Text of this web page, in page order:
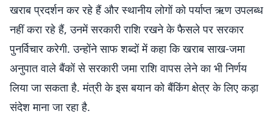
खराब प्रदर्शन कर रहे हैं और स्थानीय लोगों को पर्याप्त ऋण उपलब्ध
नहीं करा रहे हैं, उनमें सरकारी राशि रखने के फैसले पर सरकार
पुनर्विचार करेगी. उन्होंने साफ शब्दों में कहा कि खराब साख-जमा
अनुपात वाले बैंकों से सरकारी जमा राशि वापस लेने का भी निर्णय
लिया जा सकता है. मंत्री के इस बयान को बैंकिंग क्षेत्र के लिए कड़ा
संदेश माना जा रहा है.